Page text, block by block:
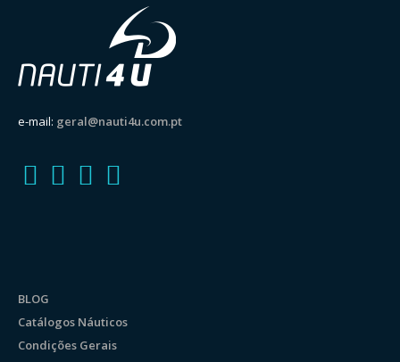
e-mail: geral@nauti4u.com.pt
BLOG
Catálogos Náuticos
Condições Gerais